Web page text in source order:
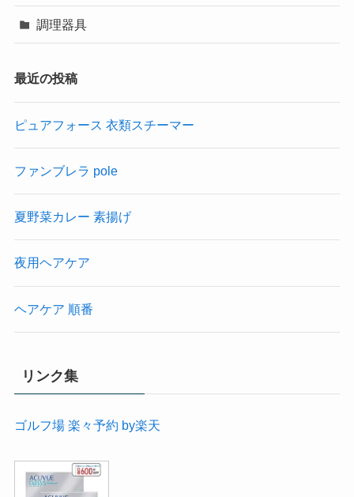
調理器具
最近の投稿
ピュアフォース 衣類スチーマー
ファンブレラ pole
夏野菜カレー 素揚げ
夜用ヘアケア
ヘアケア 順番
リンク集
ゴルフ場 楽々予約 by楽天